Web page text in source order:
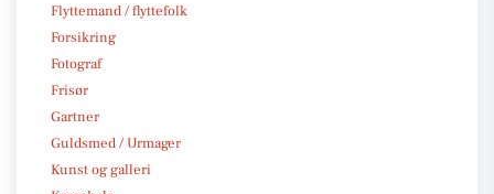
Flyttemand / flyttefolk
Forsikring
Fotograf
Frisør
Gartner
Guldsmed / Urmager
Kunst og galleri